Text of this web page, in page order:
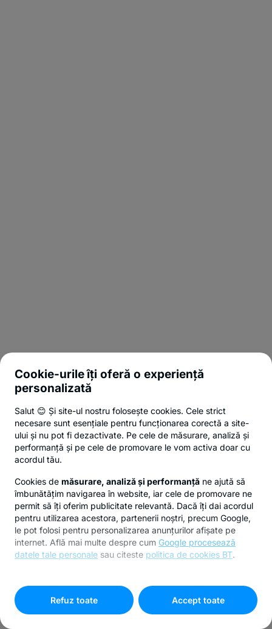
Cookie-urile îți oferă o experiență
personalizată
Salut 😊 Și site-ul nostru folosește cookies. Cele strict
necesare sunt esențiale pentru funcționarea corectă a site-
ului și nu pot fi dezactivate. Pe cele de măsurare, analiză și
performanță și pe cele de promovare le vom activa doar cu
acordul tău.
Cookies de măsurare, analiză și performanță ne ajută să
îmbunătățim navigarea în website, iar cele de promovare ne
permit să îți oferim publicitate relevantă. Dacă îți dai acordul
pentru utilizarea acestora, partenerii noștri, precum Google,
le pot folosi pentru personalizarea anunțurilor afișate pe
internet. Află mai multe despre cum Google procesează
datele tale personale sau citeste politica de cookies BT.
cookies"
Refuz toate
Accept toate